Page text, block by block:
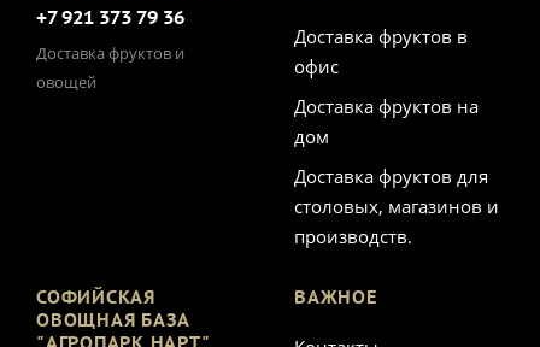
+7 921 373 79 36
Доставка фруктов и
овощей
Доставка фруктов в
офис
Доставка фруктов на
дом
Доставка фруктов для
столовых, магазинов и
производств.
СОФИЙСКАЯ
ОВОЩНАЯ БАЗА
ВАЖНОЕ